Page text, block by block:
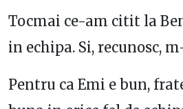
Tocmai ce-am citit la
in echipa. Si, recunosc,
Pentru ca Emi e bun,